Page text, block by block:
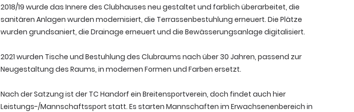
2018/19 wurde das Innere des Clubhauses neu gestaltet und farblich überarbeitet, die
sanitären Anlagen wurden modernisiert, die Terrassenbestuhlung erneuert. Die Plätze
wurden grundsaniert, die Drainage erneuert und die Bewässerungsanlage digitalisiert.
2021 wurden Tische und Bestuhlung des Clubraums nach über 30 Jahren, passend zur
Neugestaltung des Raums, in modernen Formen und Farben ersetzt.
Nach der Satzung ist der TC Handorf ein Breitensportverein, doch findet auch hier
Leistungs-/Mannschaftssport statt. Es starten Mannschaften im Erwachsenenbereich in